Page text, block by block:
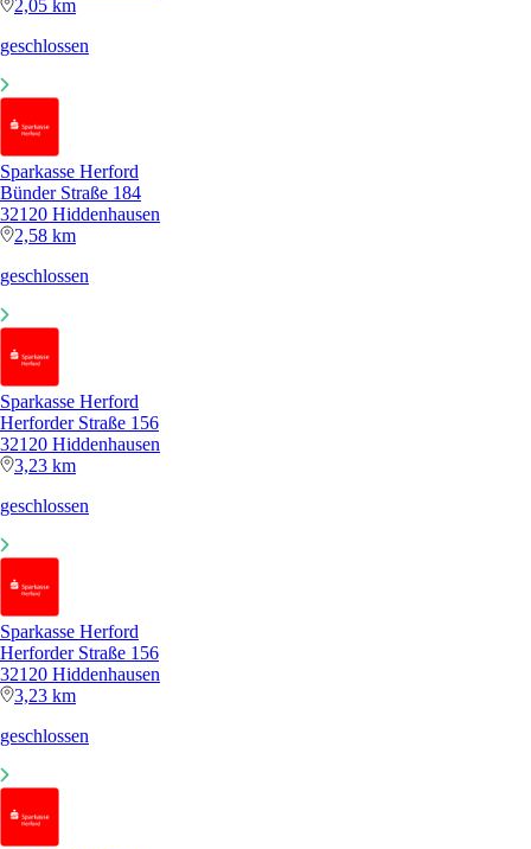
2,05 km
geschlossen
Sparkasse Herford
Bünder Straße 184
32120 Hiddenhausen
2,58 km
geschlossen
Sparkasse Herford
Herforder Straße 156
32120 Hiddenhausen
3,23 km
geschlossen
Sparkasse Herford
Herforder Straße 156
32120 Hiddenhausen
3,23 km
geschlossen